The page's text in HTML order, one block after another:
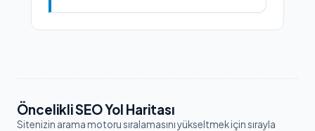
Öncelikli SEO Yol Haritası
Sitenizin arama motoru sıralamasını yükseltmek için sırayla